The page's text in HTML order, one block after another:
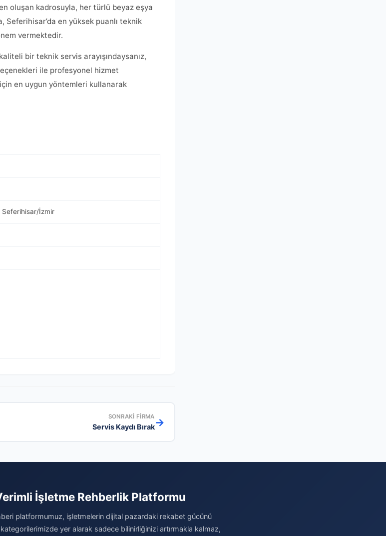
oluşan kadrosuyla, her türlü beyaz eşya
Seferihisar’da en yüksek puanlı teknik
vermektedir.
bir teknik servis arayışındaysanız,
ile profesyonel hizmet
en uygun yöntemleri kullanarak
Seferihisar/İzmir
SONRAKI FIRMA
Servis Kaydı Bırak→
İşletme Rehberlik Platformu
platformumuz, işletmelerin dijital pazardaki rekabet gücünü
yer alarak sadece bilinirliğinizi artırmakla kalmaz,